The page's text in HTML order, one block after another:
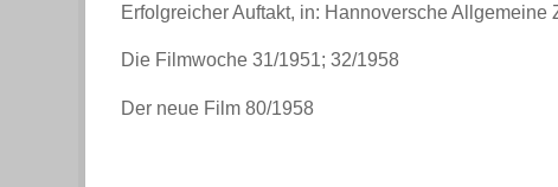
Erfolgreicher Auftakt, in: Hannoversche Allgemeine
Die Filmwoche 31/1951; 32/1958
Der neue Film 80/1958